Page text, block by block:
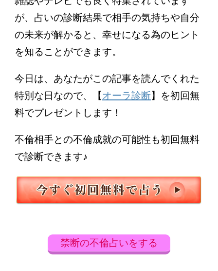
が、占いの診断結果で相手の気持ちや自分
の未来が解かると、幸せになる為のヒント
を知ることができます。
今日は、あなたがこの記事を読んでくれた
特別な日なので、【オーラ診断】を初回無
料でプレゼントします！
不倫相手との不倫成就の可能性も初回無料
で診断できます♪
禁断の不倫占いをする